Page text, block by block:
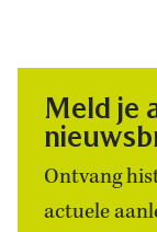
Meld je
Ontvang
actuele